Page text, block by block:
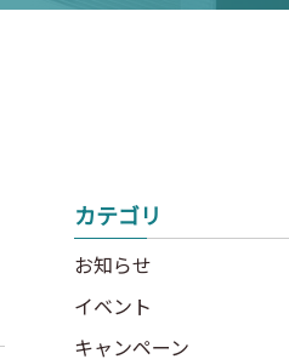
カテゴリ
お知らせ
イベント
キャンペーン